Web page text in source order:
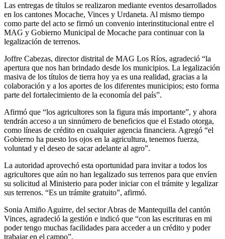
Las entregas de títulos se realizaron mediante eventos desarrollados
en los cantones Mocache, Vinces y Urdaneta. Al mismo tiempo
como parte del acto se firmó un convenio interinstitucional entre el
MAG y Gobierno Municipal de Mocache para continuar con la
legalización de terrenos.
Joffre Cabezas, director distrital de MAG Los Ríos, agradeció “la
apertura que nos han brindado desde los municipios. La legalización
masiva de los títulos de tierra hoy ya es una realidad, gracias a la
colaboración y a los aportes de los diferentes municipios; esto forma
parte del fortalecimiento de la economía del país”.
Afirmó que “los agricultores son la figura más importante”, y ahora
tendrán acceso a un sinnúmero de beneficios que el Estado otorga,
como líneas de crédito en cualquier agencia financiera. Agregó “el
Gobierno ha puesto los ojos en la agricultura, tenemos fuerza,
voluntad y el deseo de sacar adelante al agro”.
La autoridad aprovechó esta oportunidad para invitar a todos los
agricultores que aún no han legalizado sus terrenos para que envíen
su solicitud al Ministerio para poder iniciar con el trámite y legalizar
sus terrenos. “Es un trámite gratuito”, afirmó.
Sonia Amiño Aguirre, del sector Abras de Mantequilla del cantón
Vinces, agradeció la gestión e indicó que “con las escrituras en mi
poder tengo muchas facilidades para acceder a un crédito y poder
trabajar en el campo”.